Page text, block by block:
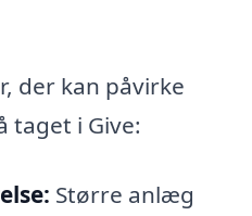
der kan påvirke
taget i Give:
Større anlæg